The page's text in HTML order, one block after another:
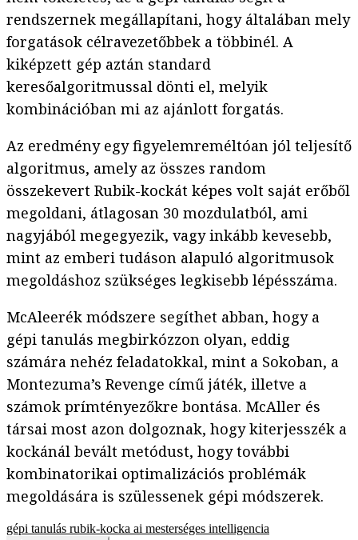
rendszernek megállapítani, hogy általában mely
forgatások célravezetőbbek a többinél. A
kiképzett gép aztán standard
keresőalgoritmussal dönti el, melyik
kombinációban mi az ajánlott forgatás.
Az eredmény egy figyelemreméltóan jól teljesítő
algoritmus, amely az összes random
összekevert Rubik-kockát képes volt saját erőből
megoldani, átlagosan 30 mozdulatból, ami
nagyjából megegyezik, vagy inkább kevesebb,
mint az emberi tudáson alapuló algoritmusok
megoldáshoz szükséges legkisebb lépésszáma.
McAleerék módszere segíthet abban, hogy a
gépi tanulás megbirkózzon olyan, eddig
számára nehéz feladatokkal, mint a Sokoban, a
Montezuma’s Revenge című játék, illetve a
számok prímtényezőkre bontása. McAller és
társai most azon dolgoznak, hogy kiterjesszék a
kockánál bevált metódust, hogy további
kombinatorikai optimalizációs problémák
megoldására is szülessenek gépi módszerek.
gépi tanulás rubik-kocka ai mesterséges intelligencia